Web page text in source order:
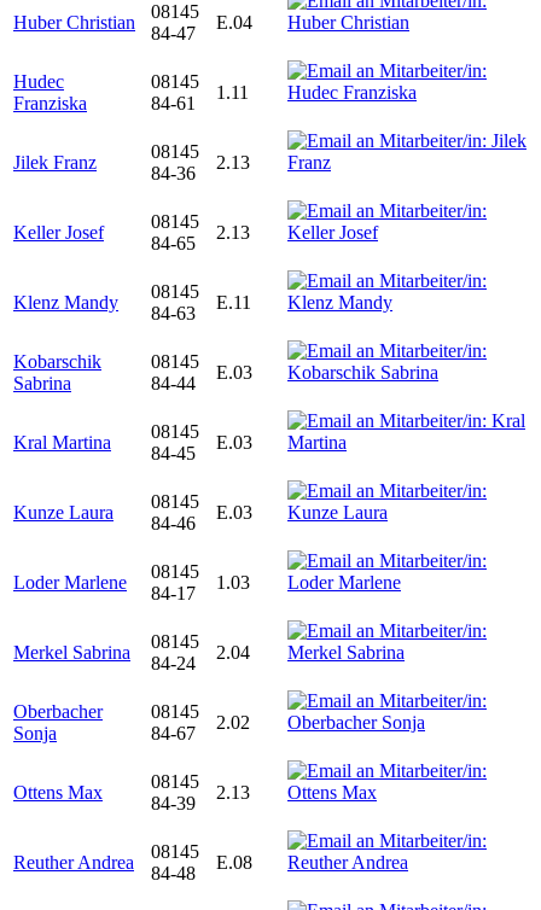
Huber Christian
08145
84-47
E.04
Hudec
Franziska
08145
84-61
1.11
Jilek Franz
08145
84-36
2.13
Keller Josef
08145
84-65
2.13
Klenz Mandy
08145
84-63
E.11
Kobarschik
Sabrina
08145
84-44
E.03
Kral Martina
08145
84-45
E.03
Kunze Laura
08145
84-46
E.03
Loder Marlene
08145
84-17
1.03
Merkel Sabrina
08145
84-24
2.04
Oberbacher
Sonja
08145
84-67
2.02
Ottens Max
08145
84-39
2.13
Reuther Andrea
08145
84-48
E.08